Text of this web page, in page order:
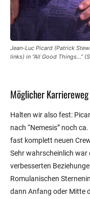
Jean-Luc Picard (Patrick
links) in “All Good Things…”
Möglicher
Halten wir also fest:
nach “Nemesis” noch
fast komplett neuen
Sehr wahrscheinlich war
verbesserten
Romulanischen
dann Anfang oder Mitte